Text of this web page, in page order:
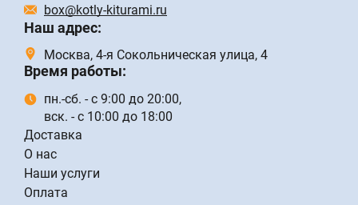
box@kotly-kiturami.ru
Наш адрес:
Москва, 4-я Сокольническая улица, 4
Время работы:
пн.-сб. - с 9:00 до 20:00,
вск. - с 10:00 до 18:00
Доставка
О нас
Наши услуги
Оплата